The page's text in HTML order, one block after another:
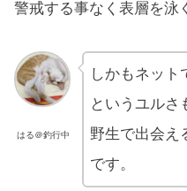
警戒する事なく表層を泳
はる＠釣行中
しかもネット
というユルさ
野生で出会え
です。